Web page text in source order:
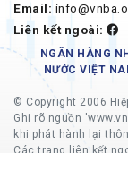
Email:
Liên kết ngoài:
NGÂN HÀNG
NƯỚC VIỆT
© Copyright 2006
Ghi rõ nguồn
khi phát hành lại
Các trang liên kết